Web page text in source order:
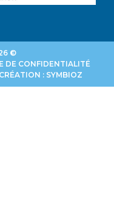
©
DE CONFIDENTIALITÉ
CRÉATION : SYMBIOZ